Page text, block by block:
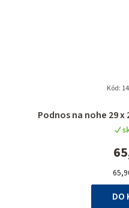
Podnos na nohe 29 x
cena:
DO
Kód: